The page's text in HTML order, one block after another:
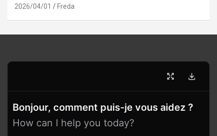
2026/04/01 Freda
Bonjour, comment puis-je vous aidez ?
How can I help you today?